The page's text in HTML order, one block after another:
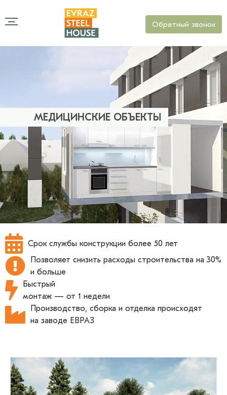
Обратный звонок
МЕДИЦИНСКИЕ ОБЪЕКТЫ
Срок службы конструкции более 50 лет
Позволяет снизить расходы строительства на 30%
и больше
Быстрый
монтаж — от 1 недели
Производство, сборка и отделка происходят
на заводе ЕВРАЗ